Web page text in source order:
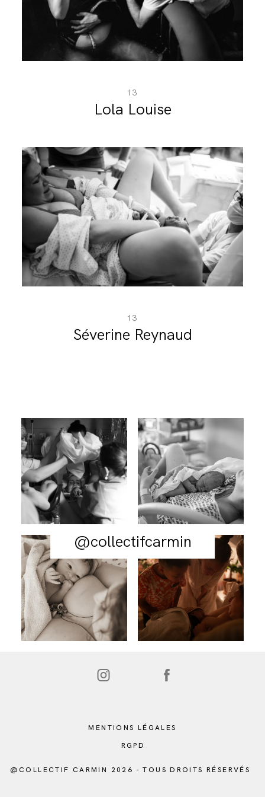
13
Lola Louise
13
Séverine Reynaud
@collectifcarmin
RGPD
MENTIONS LÉGALES
@COLLECTIF CARMIN 2026 - TOUS DROITS RÉSERVÉS